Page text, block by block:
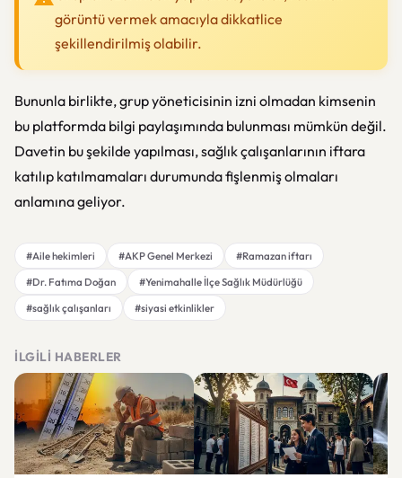
görüntü vermek amacıyla dikkatlice
şekillendirilmiş olabilir.
Bununla birlikte, grup yöneticisinin izni olmadan kimsenin
bu platformda bilgi paylaşımında bulunması mümkün değil.
Davetin bu şekilde yapılması, sağlık çalışanlarının iftara
katılıp katılmamaları durumunda fişlenmiş olmaları
anlamına geliyor.
#Aile hekimleri #AKP Genel Merkezi
#Ramazan iftarı
#Dr. Fatıma Doğan
#Yenimahalle İlçe Sağlık Müdürlüğü
#sağlık çalışanları
#siyasi etkinlikler
İLGILI HABERLER